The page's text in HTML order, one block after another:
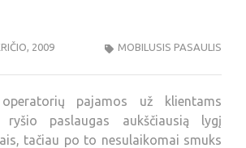
2009 MOBILUSIS PASAULIS
pajamos už klientams
paslaugas aukščiausią lygį
tačiau po to nesulaikomai smuks